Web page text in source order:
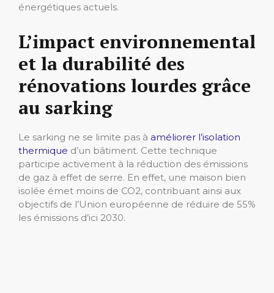
énergétiques actuels.
L’impact environnemental
et la durabilité des
rénovations lourdes grâce
au sarking
Le sarking ne se limite pas à améliorer l’isolation
thermique d’un bâtiment. Cette technique
participe activement à la réduction des émissions
de gaz à effet de serre. En effet, une maison bien
isolée émet moins de CO2, contribuant ainsi aux
objectifs de l’Union européenne de réduire de 55%
les émissions d’ici 2030.